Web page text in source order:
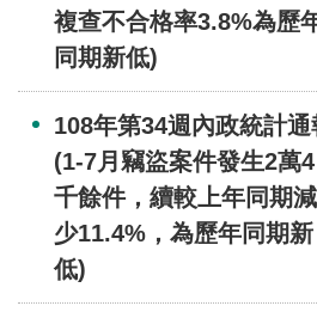
複查不合格率3.8%為歷
同期新低)
108年第34週內政統計通
(1-7月竊盜案件發生2萬4
千餘件，續較上年同期減
少11.4%，為歷年同期新
低)